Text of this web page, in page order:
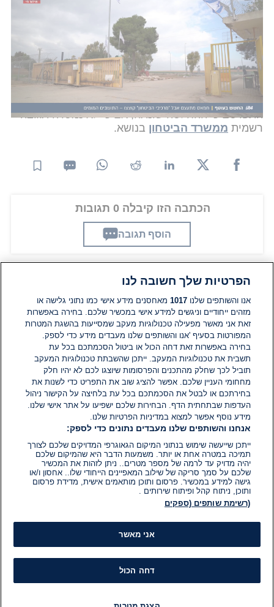
השאלה היא האם שר הביטחון אכן לא היה מודע
להחלטה, ואז צריך להיבחן התהליך שבו היא התקבלה
או שהדברים נאמרו כדי להרגיע את הרוחות בעקבות
הלחץ הציבורי הכבד שהופעל עליו. מטעמו של שר
הביטחוןישראל כ"ץ טרם נמסרה תגובה רשמית.
כזכור, בתחילת השבוע פורסם כי התקבלה החלטה על
קיצוץ במרכיבי הביטחון ביישובים המאוימים, ואתמול
התפרסם כי ההחלטה שונתה, אם כי לא נמסרה תגובה
רשמית ממשרד הביטחון בנושא.
הכתבה הזו קיבלה 0 תגובות
הוסף תגובה
תגובות
אין עדיין תגובות. היה הראשון להגיב
הוסף תגובה
הפרטיות שלך חשובה לנו
אנו והשותפים שלנו1017 מאחסנים מידע אישי כמו נתוני גלישה או
מזהים ייחודיים וניגשים למידע אישי במכשיר שלכם. בחירה באפשרות
זאת אני מאשר מפעילה טכנולוגיות מעקב שמסייעות בהשגת המטרות
המפורטות בסעיף 'אנו והשותפים שלנו מעבדים מידע כדי לספק.
בחירה באפשרות זאת דחה הכול או ביטול הסכמתכם בכל עת
תשבית את טכנולוגיות המעקב. ייתכן שהשבתת טכנולוגיות המעקב
תוביל לכך שחלק מהתכנים והפרסומות שיוצגו לכם לא יהיו חלק
מחחומי העניין שלכם. אפשר להציג שוב את התפריט כדי לשנות את
בחירתכם או לבטל את הסכמתכם בכל עת בלחיצה על הקישור ניהול
העדפות שבתחתית הדף. הבחירות שלכם ישפיעו על אתר אישי שלנו.
מידע נוסף אפשר למצוא במדיניות הפרטיות שלנו.
אנחנו והשותפים שלנו מעבדים נתונים כדי לספק:
ייתכן שייעשה שימוש בנתוני המיקום הגאוגרפי המדויקים שלכם לצורך
תמיכה במטרה אחת או יותר. משמעות הדבר היא שהמיקום שלכם
יהיה מדויק עד לרמה של מספר מטרים.. ניתן לזהות את המכשיר
שלכם על סמך סריקה של שילוב המאפיינים הייחודי שלו.. אחסון ו/או
גישה למידע במכשיר. פרסום ותוכן מותאמים אישית, מדידת פרסום
ותוכן, ניתוח קהל ופיתוח שירותים .
(רשימת שותפים (ספקים
אני מאשר
דחה הכול